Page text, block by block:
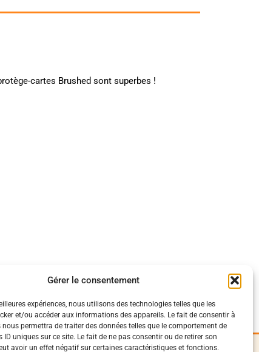
Gérer le consentement
expériences, nous utilisons des technologies telles que les
et/ou accéder aux informations des appareils. Le fait de consentir à
nous permettra de traiter des données telles que le comportement de
ID uniques sur ce site. Le fait de ne pas consentir ou de retirer son
avoir un effet négatif sur certaines caractéristiques et fonctions.
cartes Brushed sont superbes !